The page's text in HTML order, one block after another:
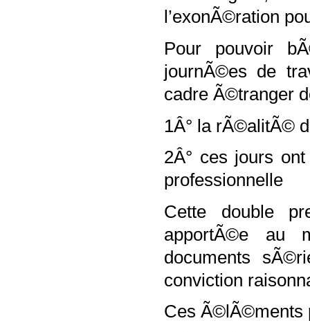
l’exonÃ©ration
Pour pouvoir
journÃ©es de
cadre Ã©tranger
1Â° la rÃ©alitÃ©
2Â° ces jours
professionnelle
Cette double
apportÃ©e au
documents
conviction
Ces Ã©lÃ©ments